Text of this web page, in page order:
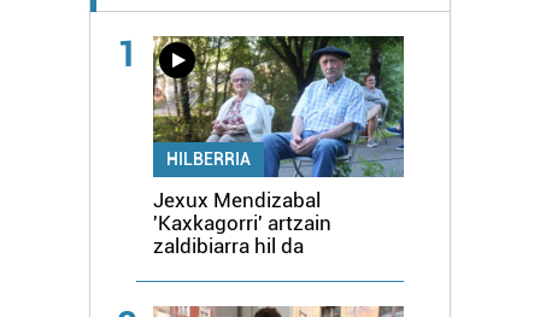
1
HILBERRIA
Jexux Mendizabal
'Kaxkagorri' artzain
zaldibiarra hil da